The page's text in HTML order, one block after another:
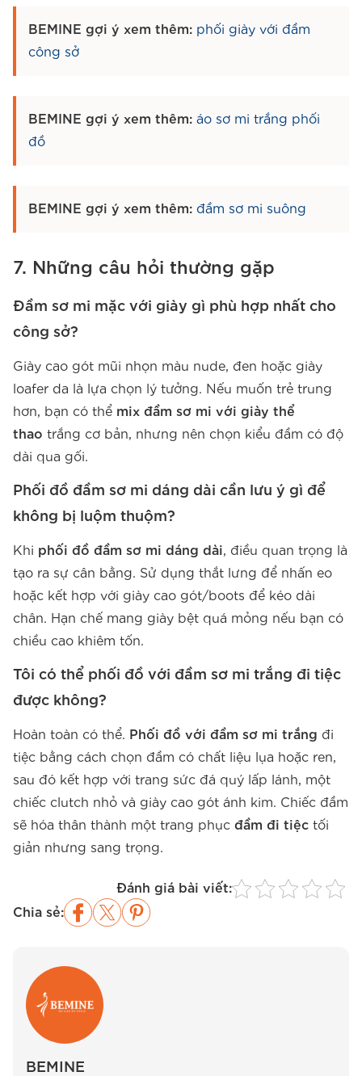
BEMINE gợi ý xem thêm: phối giày với đầm
công sở
BEMINE gợi ý xem thêm: áo sơ mi trắng phối
đồ
BEMINE gợi ý xem thêm: đầm sơ mi suông
7. Những câu hỏi thường gặp
Đầm sơ mi mặc với giày gì phù hợp nhất cho
công sở?
Giày cao gót mũi nhọn màu nude, đen hoặc giày
loafer da là lựa chọn lý tưởng. Nếu muốn trẻ trung
hơn, bạn có thể mix đầm sơ mi với giày thể
thao trắng cơ bản, nhưng nên chọn kiểu đầm có độ
dài qua gối.
Phối đồ đầm sơ mi dáng dài cần lưu ý gì để
không bị luộm thuộm?
Khi phối đồ đầm sơ mi dáng dài, điều quan trọng là
tạo ra sự cân bằng. Sử dụng thắt lưng để nhấn eo
hoặc kết hợp với giày cao gót/boots để kéo dài
chân. Hạn chế mang giày bệt quá mỏng nếu bạn có
chiều cao khiêm tốn.
Tôi có thể phối đồ với đầm sơ mi trắng đi tiệc
được không?
Hoàn toàn có thể. Phối đồ với đầm sơ mi trắng đi
tiệc bằng cách chọn đầm có chất liệu lụa hoặc ren,
sau đó kết hợp với trang sức đá quý lấp lánh, một
chiếc clutch nhỏ và giày cao gót ánh kim. Chiếc đầm
sẽ hóa thân thành một trang phục đầm đi tiệc tối
giản nhưng sang trọng.
Chia sẻ:
Đánh giá bài viết:
BEMINE